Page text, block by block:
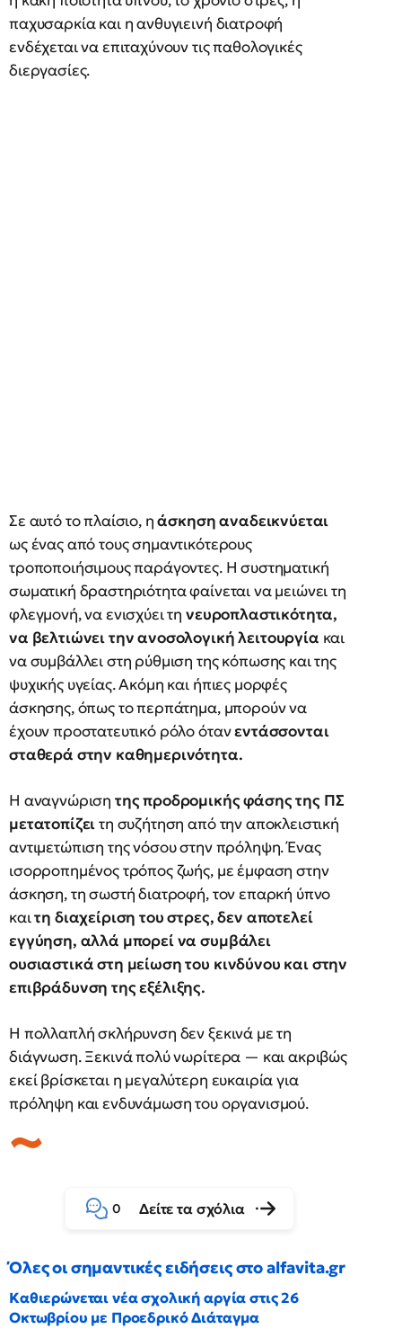
παχυσαρκία και η ανθυγιεινή διατροφή
ενδέχεται να επιταχύνουν τις παθολογικές
διεργασίες.
Σε αυτό το πλαίσιο, ηάσκηση αναδεικνύεται
ως ένας από τους σημαντικότερους
τροποποιήσιμους παράγοντες. Η συστηματική
σωματική δραστηριότητα φαίνεται να μειώνει τη
φλεγμονή, να ενισχύει τη νευροπλαστικότητα,
να βελτιώνει την ανοσολογική λειτουργία και
να συμβάλλει στη ρύθμιση της κόπωσης και της
ψυχικής υγείας. Ακόμη και ήπιες μορφές
άσκησης, όπως το περπάτημα, μπορούν να
έχουν προστατευτικό ρόλο ότανεντάσσονται
σταθερά στην καθημερινότητα.
Η αναγνώριση της προδρομικής φάσης της ΠΣ
μετατοπίζειτη συζήτηση από την αποκλειστική
αντιμετώπιση της νόσου στην πρόληψη. Ένας
ισορροπημένος τρόπος ζωής, με έμφαση στην
άσκηση, τη σωστή διατροφή, τον επαρκή ύπνο
καιτη διαχείριση του στρες, δεν αποτελεί
εγγύηση, αλλά μπορεί να συμβάλει
ουσιαστικά στη μείωση του κινδύνου και στην
επιβράδυνση της εξέλιξης.
H πολλαπλή σκλήρυνση δεν ξεκινά με τη
διάγνωση. Ξεκινά πολύ νωρίτερα — και ακριβώς
εκεί βρίσκεται η μεγαλύτερη ευκαιρία για
πρόληψη και ενδυνάμωση του οργανισμού.
0 Δείτε τα σχόλια
Όλες οι σημαντικές ειδήσεις στο alfavita.gr
Καθιερώνεται νέα σχολική αργία στις 26
Οκτωβρίου με Προεδρικό Διάταγμα